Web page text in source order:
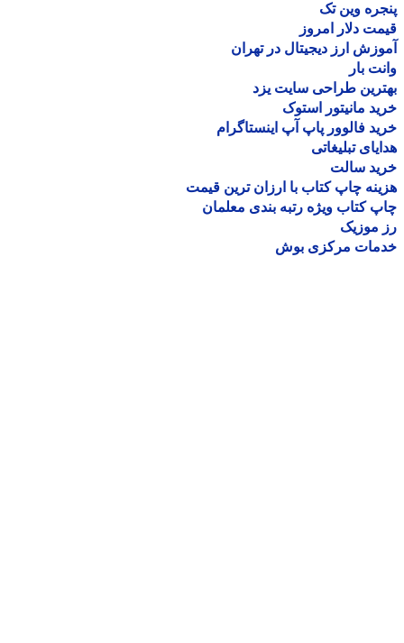
وین تک
دلار امروز
ارز دیجیتال در تهران
بار
طراحی سایت یزد
مانیتور استوک
فالوور پاپ آپ اینستاگرام
تبلیغاتی
سالت
چاپ کتاب با ارزان ترین قیمت
کتاب ویژه رتبه بندی معلمان
موزیک
مرکزی بوش